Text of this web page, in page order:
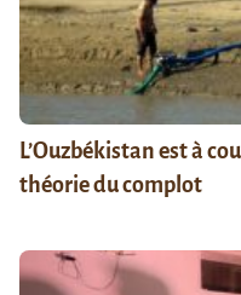
L’Ouzbékistan est à
théorie du complot